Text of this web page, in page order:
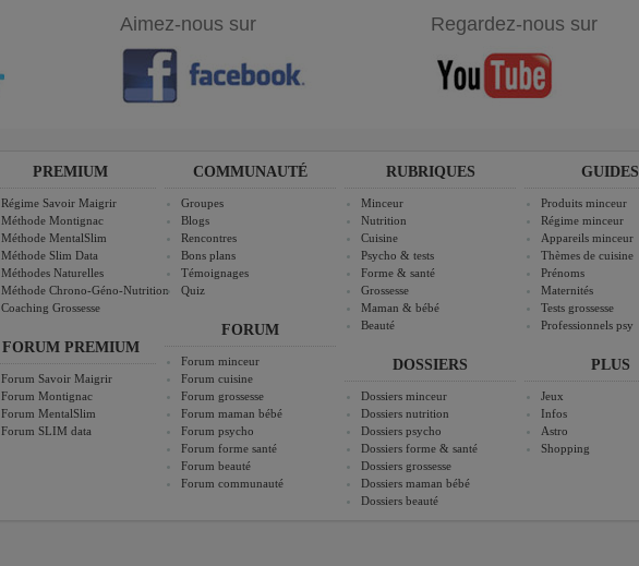
Aimez-nous sur Regardez-nous sur
PREMIUM
Régime Savoir Maigrir
Méthode Montignac
Méthode MentalSlim
Méthode Slim Data
Méthodes Naturelles
Méthode Chrono-Géno-Nutrition
Coaching Grossesse
FORUM PREMIUM
Forum Savoir Maigrir
Forum Montignac
Forum MentalSlim
Forum SLIM data
COMMUNAUTÉ
Groupes
Blogs
Rencontres
Bons plans
Témoignages
Quiz
FORUM
Forum minceur
Forum cuisine
Forum grossesse
Forum maman bébé
Forum psycho
Forum forme santé
Forum beauté
Forum communauté
RUBRIQUES
Minceur
Nutrition
Cuisine
Psycho & tests
Forme & santé
Grossesse
Maman & bébé
Beauté
DOSSIERS
Dossiers minceur
Dossiers nutrition
Dossiers psycho
Dossiers forme & santé
Dossiers grossesse
Dossiers maman bébé
Dossiers beauté
GUIDES
Produits minceur
Régime minceur
Appareils minceur
Thèmes de cuisine
Prénoms
Maternités
Tests grossesse
Professionnels psy
PLUS
Jeux
Infos
Astro
Shopping